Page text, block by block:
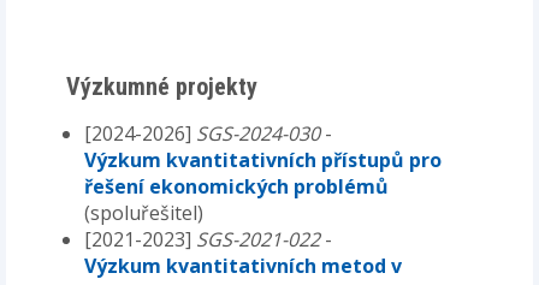
Výzkumné projekty
[2024-2026] SGS-2024-030-
Výzkum kvantitativních přístupů pro
řešení ekonomických problémů
(spoluřešitel)
[2021-2023] SGS-2021-022-
Výzkum kvantitativních metod v